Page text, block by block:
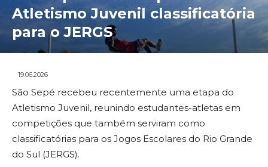
Atletismo Juvenil classificatória
para o JERGS
19.06.2026
São Sepé recebeu recentemente uma etapa do
Atletismo Juvenil, reunindo estudantes-atletas em
competições que também serviram como
classificatórias para os Jogos Escolares do Rio Grande
do Sul (JERGS).